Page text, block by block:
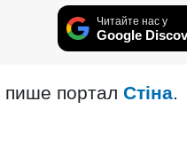
Читайте нас у
Google
портал Стіна.